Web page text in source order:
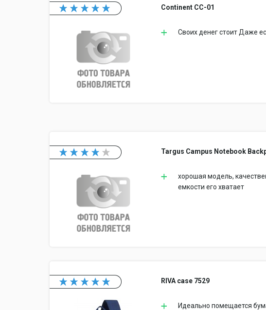
Continent CC-01
Своих денег стоит Даже
Targus Campus Notebook
хорошая модель,
емкости его хватает
RIVA case 7529
Идеально помещается